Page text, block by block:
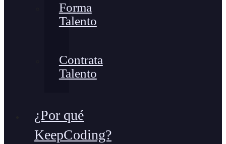
Forma
Talento
Contrata
Talento
¿Por qué
KeepCoding?